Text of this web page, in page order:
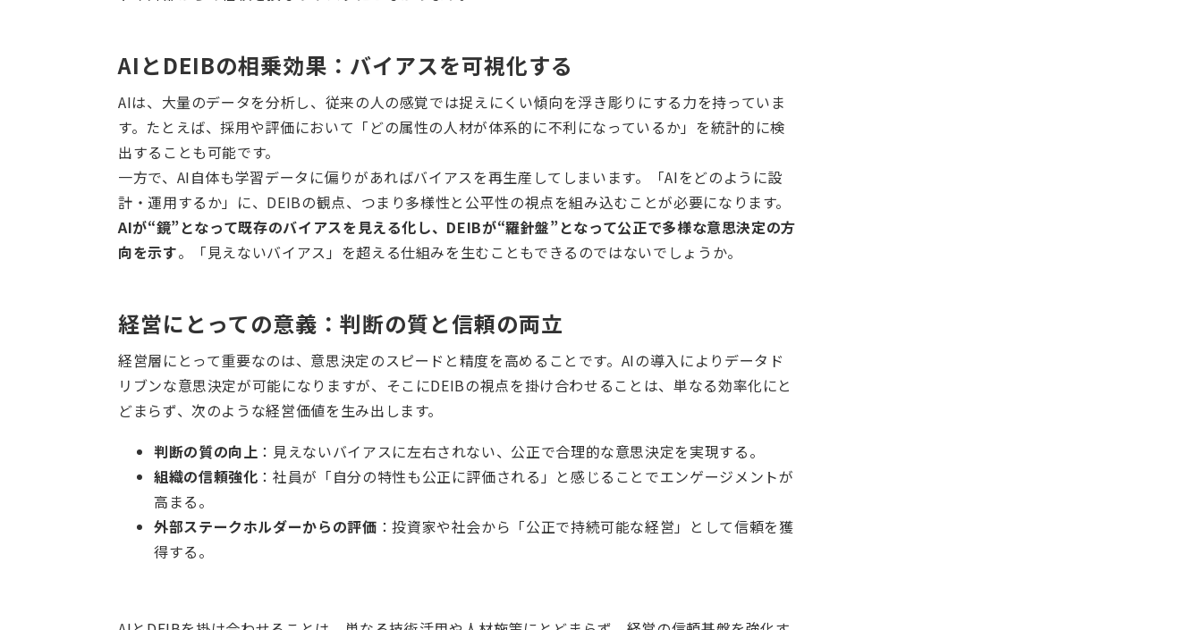
AIとDEIBの相乗効果：バイアスを可視化する
AIは、大量のデータを分析し、従来の人の感覚では捉えにくい傾向を浮き彫りにする力を持っていま
す。たとえば、採用や評価において「どの属性の人材が体系的に不利になっているか」を統計的に検
出することも可能です。
一方で、AI自体も学習データに偏りがあればバイアスを再生産してしまいます。「AIをどのように設
計・運用するか」に、DEIBの観点、つまり多様性と公平性の視点を組み込むことが必要になります。
AIが“鏡”となって既存のバイアスを見える化し、DEIBが“羅針盤”となって公正で多様な意思決定の方
向を示す。「見えないバイアス」を超える仕組みを生むこともできるのではないでしょうか。
経営にとっての意義：判断の質と信頼の両立
経営層にとって重要なのは、意思決定のスピードと精度を高めることです。AIの導入によりデータド
リブンな意思決定が可能になりますが、そこにDEIBの視点を掛け合わせることは、単なる効率化にと
どまらず、次のような経営価値を生み出します。
判断の質の向上 ：見えないバイアスに左右されない、公正で合理的な意思決定を実現する。
組織の信頼強化 ：社員が「自分の特性も公正に評価される」と感じることでエンゲージメントが
高まる。
外部ステークホルダーからの評価 ：投資家や社会から「公正で持続可能な経営」として信頼を獲
得する。